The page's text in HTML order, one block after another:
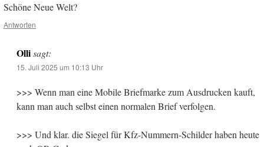
Schöne Neue Welt?
Antworten
Olli sagt:
15. Juli 2025 um 10:13 Uhr
>>> Wenn man eine Mobile Briefmarke zum Ausdrucken kauft,
kann man auch selbst einen normalen Brief verfolgen.
>>> Und klar. die Siegel für Kfz-Nummern-Schilder haben heute